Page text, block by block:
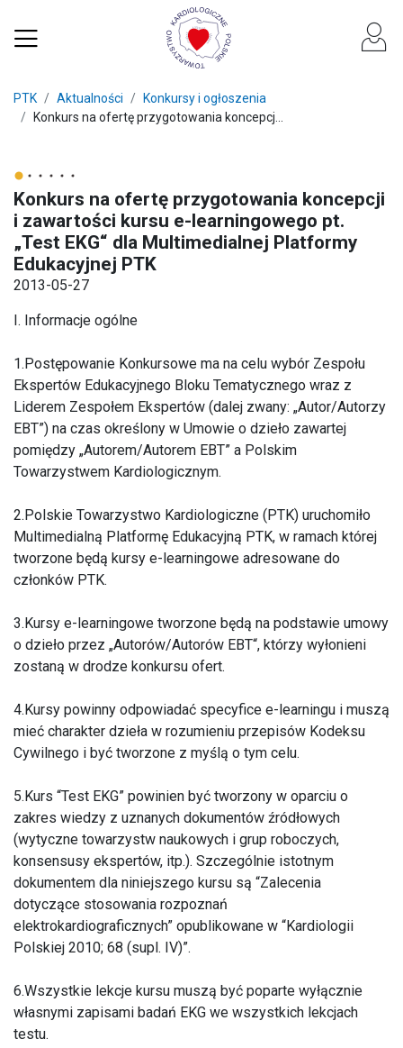
PTK Aktualności
Konkursy i ogłoszenia
Konkurs na ofertę przygotowania koncepcj...
Konkurs na ofertę przygotowania koncepcji
i zawartości kursu e-learningowego pt.
„Test EKG“ dla Multimedialnej Platformy
Edukacyjnej PTK
2013-05-27
I. Informacje ogólne
1.Postępowanie Konkursowe ma na celu wybór Zespołu
Ekspertów Edukacyjnego Bloku Tematycznego wraz z
Liderem Zespołem Ekspertów (dalej zwany: „Autor/Autorzy
EBT”) na czas określony w Umowie o dzieło zawartej
pomiędzy „Autorem/Autorem EBT” a Polskim
Towarzystwem Kardiologicznym.
2.Polskie Towarzystwo Kardiologiczne (PTK) uruchomiło
Multimedialną Platformę Edukacyjną PTK, w ramach której
tworzone będą kursy e-learningowe adresowane do
członków PTK.
3.Kursy e-learningowe tworzone będą na podstawie umowy
o dzieło przez „Autorów/Autorów EBT“, którzy wyłonieni
zostaną w drodze konkursu ofert.
4.Kursy powinny odpowiadać specyfice e-learningu i muszą
mieć charakter dzieła w rozumieniu przepisów Kodeksu
Cywilnego i być tworzone z myślą o tym celu.
5.Kurs “Test EKG” powinien być tworzony w oparciu o
zakres wiedzy z uznanych dokumentów źródłowych
(wytyczne towarzystw naukowych i grup roboczych,
konsensusy ekspertów, itp.). Szczególnie istotnym
dokumentem dla niniejszego kursu są “Zalecenia
dotyczące stosowania rozpoznań
elektrokardiograficznych” opublikowane w “Kardiologii
Polskiej 2010; 68 (supl. IV)”.
6.Wszystkie lekcje kursu muszą być poparte wyłącznie
własnymi zapisami badań EKG we wszystkich lekcjach
testu.